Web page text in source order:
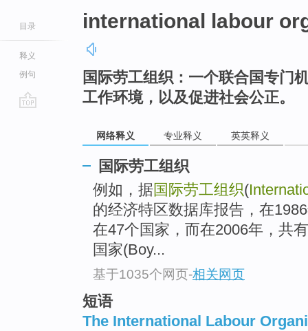
目录
释义
例句
international labour
国际劳工组织：一个联合国专门
工作环境，以及促进社会公正。
网络释义 专业释义 英英释义
国际劳工组织
例如，据国际劳工组织(
的经济特区数据库报告，在
在47个国家，而在2006年，共
国家(Boy...
基于1035个网页-相关网页
短语
The International Labour